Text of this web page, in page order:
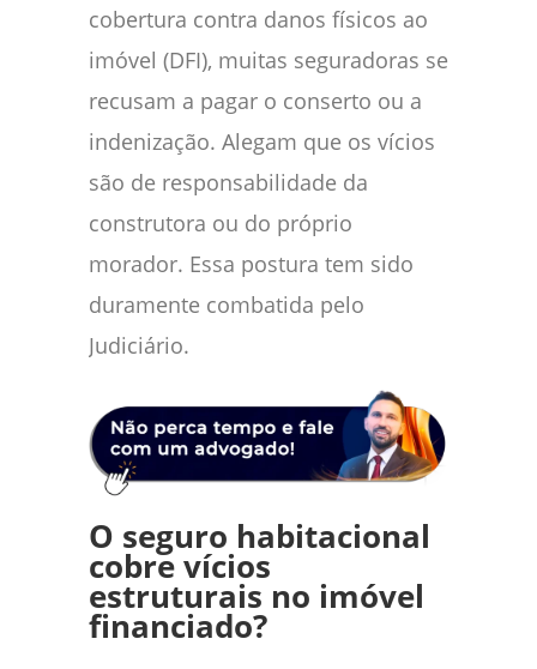
cobertura contra danos físicos ao
imóvel (DFI), muitas seguradoras se
recusam a pagar o conserto ou a
indenização. Alegam que os vícios
são de responsabilidade da
construtora ou do próprio
morador. Essa postura tem sido
duramente combatida pelo
Judiciário.
O seguro habitacional
cobre vícios
estruturais no imóvel
financiado?